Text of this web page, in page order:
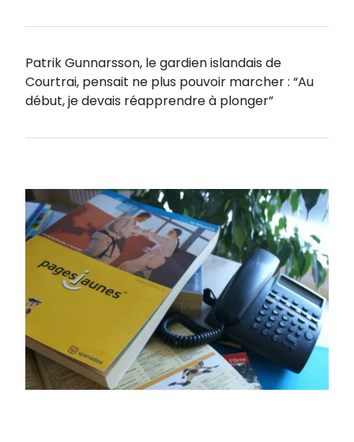
Patrik Gunnarsson, le gardien islandais de
Courtrai, pensait ne plus pouvoir marcher : “Au
début, je devais réapprendre à plonger”